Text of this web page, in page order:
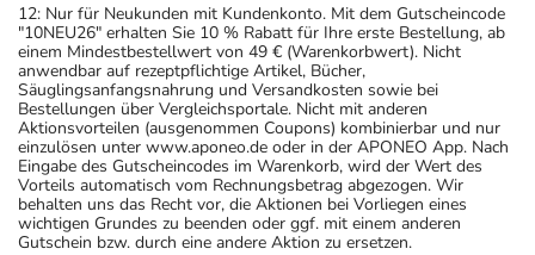
12: Nur für Neukunden mit Kundenkonto. Mit dem Gutscheincode
"10NEU26" erhalten Sie 10 % Rabatt für Ihre erste Bestellung, ab
einem Mindestbestellwert von 49 € (Warenkorbwert). Nicht
anwendbar auf rezeptpflichtige Artikel, Bücher,
Säuglingsanfangsnahrung und Versandkosten sowie bei
Bestellungen über Vergleichsportale. Nicht mit anderen
Aktionsvorteilen (ausgenommen Coupons) kombinierbar und nur
einzulösen unter www.aponeo.de oder in der APONEO App. Nach
Eingabe des Gutscheincodes im Warenkorb, wird der Wert des
Vorteils automatisch vom Rechnungsbetrag abgezogen. Wir
behalten uns das Recht vor, die Aktionen bei Vorliegen eines
wichtigen Grundes zu beenden oder ggf. mit einem anderen
Gutschein bzw. durch eine andere Aktion zu ersetzen.